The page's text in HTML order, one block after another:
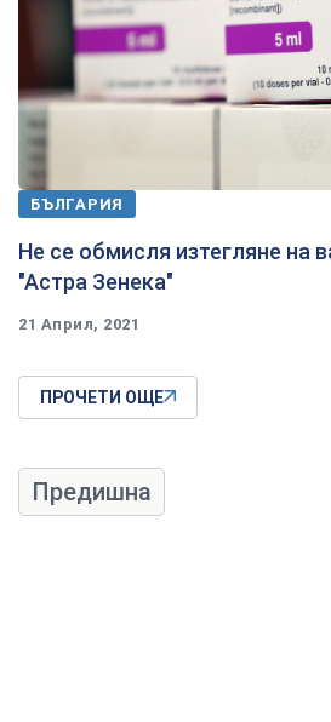
БЪЛГАРИЯ
Не се обмисля изтегляне на
"Астра Зенека"
21 Април, 2021
ПРОЧЕТИ ОЩЕ
Предишна